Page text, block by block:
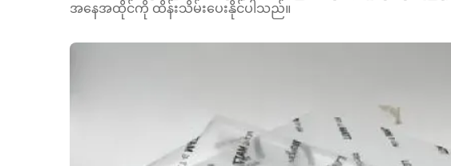
အနေအထိုင်ကို ထိန်းသိမ်းပေးနိုင်ပါသည်။